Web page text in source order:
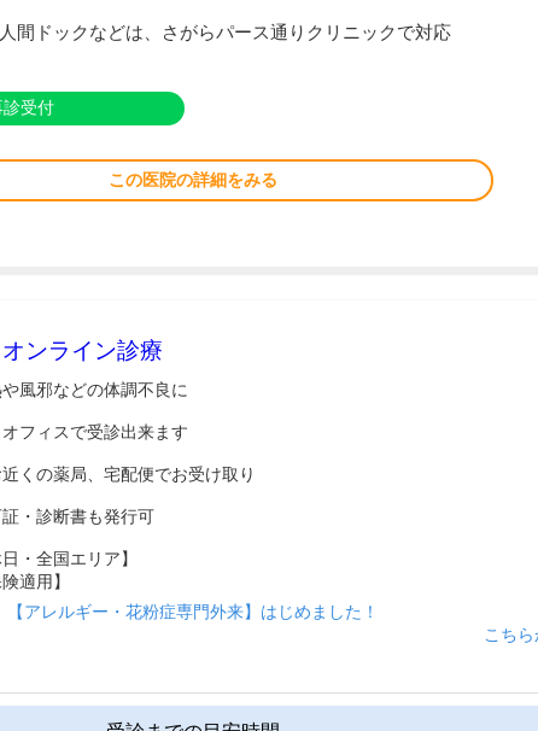
間ドックなどは、さがらパース通りクリニックで対応
受付
この医院の詳細をみる
オンライン診療
風邪などの体調不良に
フィスで受診出来ます
くの薬局、宅配便でお受け取り
・診断書も発行可
日・全国エリア】
適用】
【アレルギー・花粉症専門外来】はじめました！
こち